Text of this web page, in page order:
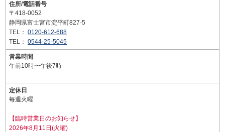
住所/電話番号
〒418-0052
静岡県富士宮市淀平町827-5
TEL： 0120-612-688
TEL： 0544-25-5045
営業時間
午前10時〜午後7時
定休日
毎週火曜
【臨時営業日のお知らせ】
2026年8月11日(火曜)